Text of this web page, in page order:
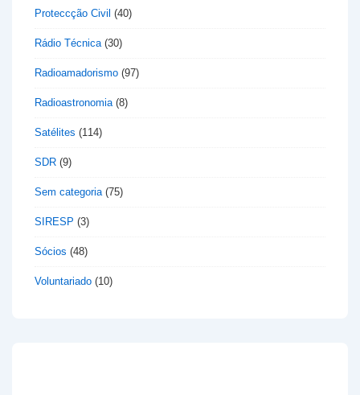
Proteccção Civil (40)
Rádio Técnica(30)
Radioamadorismo (97)
Radioastronomia(8)
Satélites (114)
SDR (9)
Sem categoria(75)
SIRESP (3)
Sócios (48)
Voluntariado (10)